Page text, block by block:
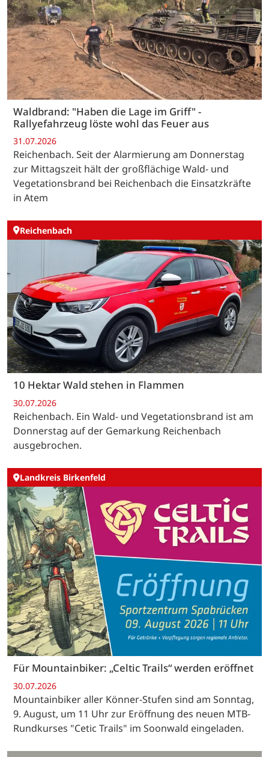
Waldbrand: "Haben die Lage im Griff" -
Rallyefahrzeug löste wohl das Feuer aus
31.07.2026
Reichenbach. Seit der Alarmierung am Donnerstag
zur Mittagszeit hält der großflächige Wald- und
Vegetationsbrand bei Reichenbach die Einsatzkräfte
in Atem
Reichenbach
10 Hektar Wald stehen in Flammen
30.07.2026
Reichenbach. Ein Wald- und Vegetationsbrand ist am
Donnerstag auf der Gemarkung Reichenbach
ausgebrochen.
Landkreis Birkenfeld
Für Mountainbiker: „Celtic Trails“ werden eröffnet
30.07.2026
Mountainbiker aller Könner-Stufen sind am Sonntag,
9. August, um 11 Uhr zur Eröffnung des neuen MTB-
Rundkurses "Cetic Trails" im Soonwald eingeladen.